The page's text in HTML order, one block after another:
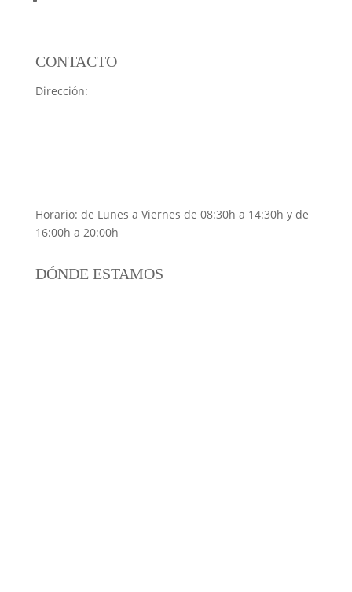
CONTACTO
Dirección:
Horario: de Lunes a Viernes de 08:30h a 14:30h y de
16:00h a 20:00h
DÓNDE ESTAMOS